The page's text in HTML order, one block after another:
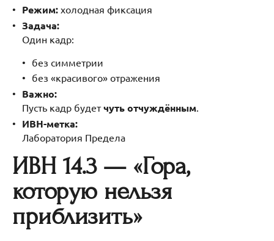
Режим: холодная фиксация
Задача:
Один кадр:
без симметрии
без «красивого» отражения
Важно:
Пусть кадр будетчуть отчуждённым
ИВН-метка:
Лаборатория Предела
ИВН 14.3 — «Гора,
которую нельзя
приблизить»